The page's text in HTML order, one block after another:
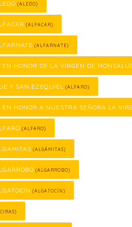
(ALEDO)
(ALFACAR)
(ALFARNATE)
EN HONOR DE LA VIRGEN DE
Y SAN EZEQUIEL (ALFARO)
EN HONOR A NUESTRA SEÑORA LA
(ALFARO)
(ALGÁMITAS)
(ALGARROBO)
(ALGATOCÍN)